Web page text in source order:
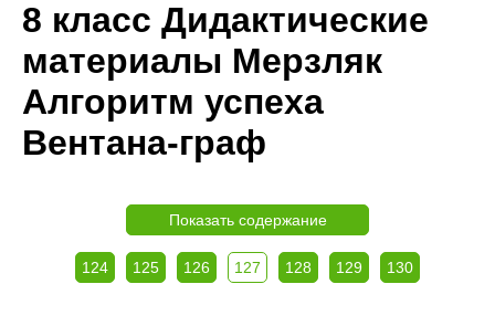
8 класс Дидактические
материалы Мерзляк
Алгоритм успеха
Вентана-граф
Показать содержание
124 125 126 127 128 129 130